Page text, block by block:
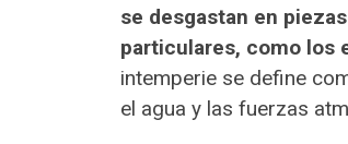
se desgastan en
particulares, como los
intemperie se define
el agua y las fuerzas